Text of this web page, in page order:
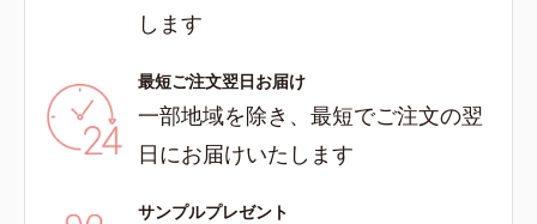
します
最短ご注文翌日お届け
一部地域を除き、最短でご注文の翌
日にお届けいたします
サンプルプレゼント